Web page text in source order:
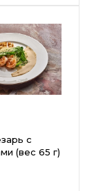
с
(вес 65 г)